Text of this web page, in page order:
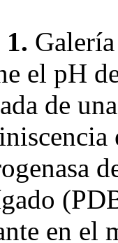
el pH
de
en el